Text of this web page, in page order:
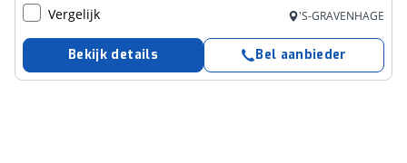
Vergelijk 'S-GRAVENHAGE
Bekijk details Bel aanbieder